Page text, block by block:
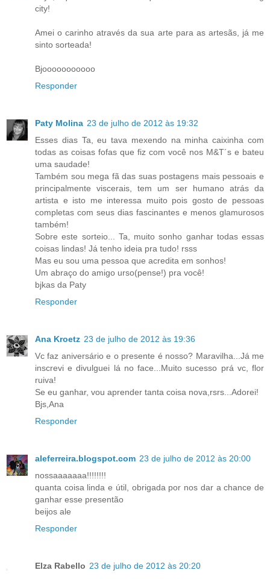
city!
Amei o carinho através da sua arte para as artesãs, já me
sinto sorteada!
Bjooooooooooo
Responder
Paty Molina 23 de julho de 2012 às 19:32
Esses dias Ta, eu tava mexendo na minha caixinha com
todas as coisas fofas que fiz com você nos M&T´s e bateu
uma saudade!
Também sou mega fã das suas postagens mais pessoais e
principalmente viscerais, tem um ser humano atrás da
artista e isto me interessa muito pois gosto de pessoas
completas com seus dias fascinantes e menos glamurosos
também!
Sobre este sorteio... Ta, muito sonho ganhar todas essas
coisas lindas! Já tenho ideia pra tudo! rsss
Mas eu sou uma pessoa que acredita em sonhos!
Um abraço do amigo urso(pense!) pra você!
bjkas da Paty
Responder
Ana Kroetz 23 de julho de 2012 às 19:36
Vc faz aniversário e o presente é nosso? Maravilha...Já me
inscrevi e divulguei lá no face...Muito sucesso prá vc, flor
ruiva!
Se eu ganhar, vou aprender tanta coisa nova,rsrs...Adorei!
Bjs,Ana
Responder
aleferreira.blogspot.com 23 de julho de 2012 às 20:00
nossaaaaaaa!!!!!!!!
quanta coisa linda e útil, obrigada por nos dar a chance de
ganhar esse presentão
beijos ale
Responder
Elza Rabello 23 de julho de 2012 às 20:20